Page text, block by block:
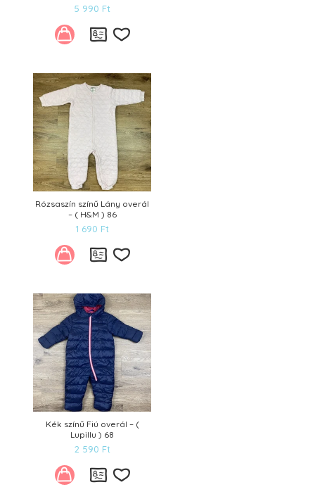
5 990 Ft
Kívánságlistára
Rózsaszín színű Lány overál
– ( H&M ) 86
1 690 Ft
Kívánságlistára
Kék színű Fiú overál – (
Lupillu ) 68
2 590 Ft